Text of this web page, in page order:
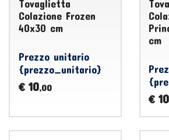
Tovaglietta
Colazione Frozen
40x30 cm
Prezzo unitario
{prezzo_unitario}
€ 10,00
cm
€ 10